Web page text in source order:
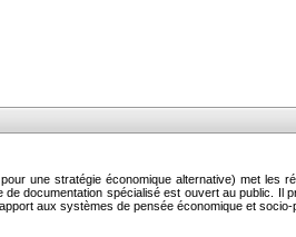
une stratégie économique alternative) met les
documentation spécialisé est ouvert au public.
aux systèmes de pensée économique et socio-